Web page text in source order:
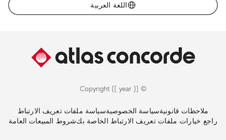
اللغة العربية
© Copyright {{ year }}
ملاحظات قانونيةسياسة الخصوصيةسياسة ملفات تعريف الارتباط
راجع خيارات ملفات تعريف الارتباط الخاصة بكشروط المبيعات العامة